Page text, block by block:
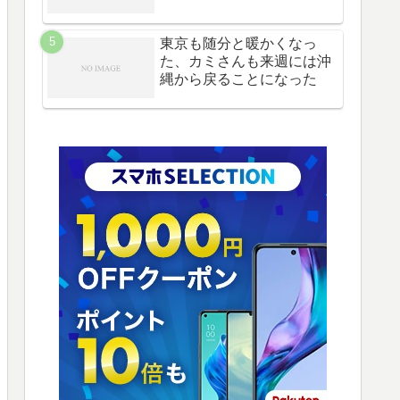
東京も随分と暖かくなっ
た、カミさんも来週には沖
縄から戻ることになった